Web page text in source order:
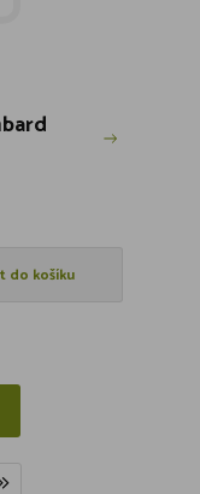
do košíku